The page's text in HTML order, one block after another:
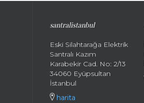
santralistanbul
Eski Silahtarağa Elektrik
Santralı Kazım
Karabekir Cad. No: 2/13
34060 Eyüpsultan
İstanbul
harita